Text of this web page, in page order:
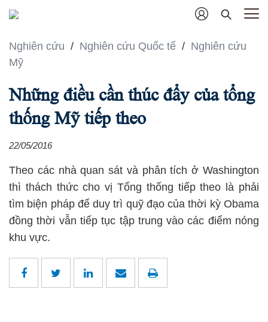
Nghiên cứu / Nghiên cứu Quốc tế / Nghiên cứu
Mỹ
Những điều cần thúc đẩy của tổng
thống Mỹ tiếp theo
22/05/2016
Theo các nhà quan sát và phân tích ở Washington
thì thách thức cho vị Tổng thống tiếp theo là phải
tìm biện pháp để duy trì quỹ đạo của thời kỳ Obama
đồng thời vẫn tiếp tục tập trung vào các điểm nóng
khu vực.